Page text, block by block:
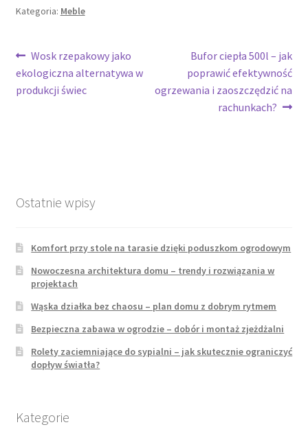
Kategoria: Meble
Nawigacja
wpisu
Poprzedni
wpis:
Wosk rzepakowy jako
ekologiczna alternatywa w
produkcji świec
Następny
wpis:
Bufor ciepła 500l – jak
poprawić efektywność
ogrzewania i zaoszczędzić na
rachunkach?
Ostatnie wpisy
Komfort przy stole na tarasie dzięki poduszkom ogrodowym
Nowoczesna architektura domu – trendy i rozwiązania w
projektach
Wąska działka bez chaosu – plan domu z dobrym rytmem
Bezpieczna zabawa w ogrodzie – dobór i montaż zjeżdżalni
Rolety zaciemniające do sypialni – jak skutecznie ograniczyć
dopływ światła?
Kategorie